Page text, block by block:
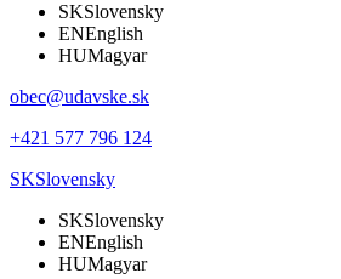
SKSlovensky
ENEnglish
HUMagyar
obec@udavske.sk
+421 577 796 124
SKSlovensky
SKSlovensky
ENEnglish
HUMagyar